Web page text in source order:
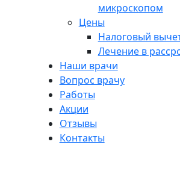
микроскопом
Цены
Налоговый
Лечение в
Наши врачи
Вопрос врачу
Работы
Акции
Отзывы
Контакты